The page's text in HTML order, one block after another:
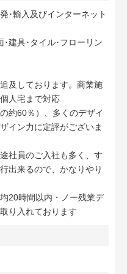
･輸入及びインターネット
建具･タイル･フローリン
及しております。商業施
人宅まで対応
約60％）、多くのデザイ
イン力に定評がございま
社員のご入社も多く、す
出来るので、かなりやり
20時間以内・ノー残業デ
り入れております